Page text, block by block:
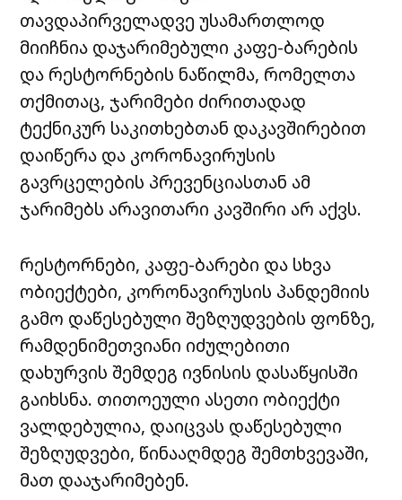
თავდაპირველადვე უსამართლოდ
მიიჩნია დაჯარიმებული კაფე-ბარების
და რესტორნების ნაწილმა, რომელთა
თქმითაც, ჯარიმები ძირითადად
ტექნიკურ საკითხებთან დაკავშირებით
დაიწერა და კორონავირუსის
გავრცელების პრევენციასთან ამ
ჯარიმებს არავითარი კავშირი არ აქვს.
რესტორნები, კაფე-ბარები და სხვა
ობიექტები, კორონავირუსის პანდემიის
გამო დაწესებული შეზღუდვების ფონზე,
რამდენიმეთვიანი იძულებითი
დახურვის შემდეგ ივნისის დასაწყისში
გაიხსნა. თითოეული ასეთი ობიექტი
ვალდებულია, დაიცვას დაწესებული
შეზღუდვები, წინააღმდეგ შემთხვევაში,
მათ დააჯარიმებენ.